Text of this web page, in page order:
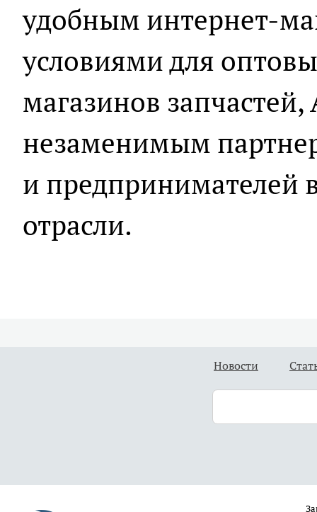
удобным интернет-
условиями для
магазинов запчастей,
незаменимым
и предпринимателей
отрасли.
Новости